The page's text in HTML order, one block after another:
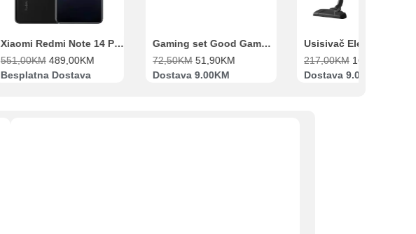
Xiaomi Redmi Note 14 Pro 8GB 256GB Crni
551,00KM 489,00KM
Besplatna Dostava
Gaming set Good Game Tastatura, Miš, Slušalice i podloga za miš
72,50KM 51,90KM
Dostava 9.00KM
217,00KM 169,00
Dostava 9.00KM